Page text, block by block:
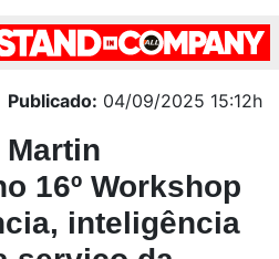
Publicado: 04/09/2025 15:12h
16º Workshop
inteligência